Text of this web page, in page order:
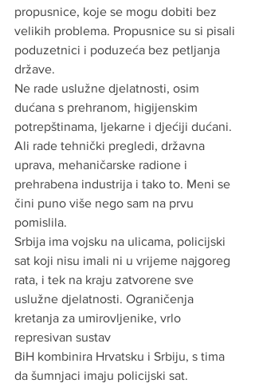
propusnice, koje se mogu dobiti bez
velikih problema. Propusnice su si pisali
poduzetnici i poduzeća bez petljanja
države.
Ne rade uslužne djelatnosti, osim
dućana s prehranom, higijenskim
potrepštinama, ljekarne i djećiji dućani.
Ali rade tehnički pregledi, državna
uprava, mehaničarske radione i
prehrabena industrija i tako to. Meni se
čini puno više nego sam na prvu
pomislila.
Srbija ima vojsku na ulicama, policijski
sat koji nisu imali ni u vrijeme najgoreg
rata, i tek na kraju zatvorene sve
uslužne djelatnosti. Ograničenja
kretanja za umirovljenike, vrlo
represivan sustav
BiH kombinira Hrvatsku i Srbiju, s tima
da šumnjaci imaju policijski sat.